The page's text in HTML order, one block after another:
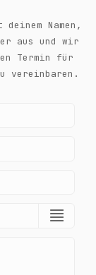
Namen,
aus und wir
Termin für
vereinbaren.